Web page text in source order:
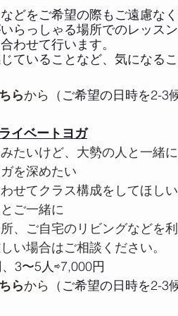
どをご希望の際もご遠慮なく
らっしゃる場所でのレッスン
わせて行います。
ていることなど、気になるこ
らから（ ご希望の日時を2-3
イベートヨガ
たいけど、大勢の人と一緒
を深めたい
せてクラス構成をしてほしい
ご一緒に
、ご自宅のリビングなどを利
い場合はご相談ください。
3〜5人⇨7,000円
らから（ ご希望の日時を2-3